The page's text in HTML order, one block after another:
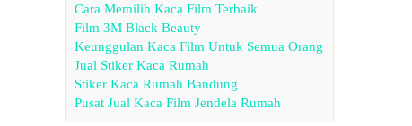
Cara Memilih Kaca Film Terbaik
Film 3M Black Beauty
Keunggulan Kaca Film Untuk Semua Orang
Jual Stiker Kaca Rumah
Stiker Kaca Rumah Bandung
Pusat Jual Kaca Film Jendela Rumah